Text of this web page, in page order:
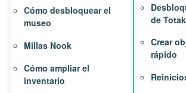
Cómo desbloquear el
museo
Millas Nook
Cómo ampliar el
inventario
de
Crear
rápido